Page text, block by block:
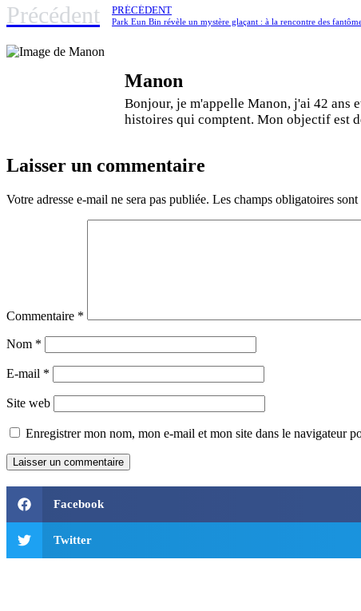
Précédent PRÉCÉDENT
Park Eun Bin révèle un mystère glaçant : à la rencontre des
Manon
Bonjour, je m'appelle Manon, j'ai 42 ans
histoires qui comptent. Mon objectif est
Laisser un commentaire
Votre adresse e-mail ne sera pas publiée. Les champs obligatoires
Commentaire *
Nom *
E-mail *
Site web
Enregistrer mon nom, mon e-mail et mon site dans le navigateur
Facebook
Twitter